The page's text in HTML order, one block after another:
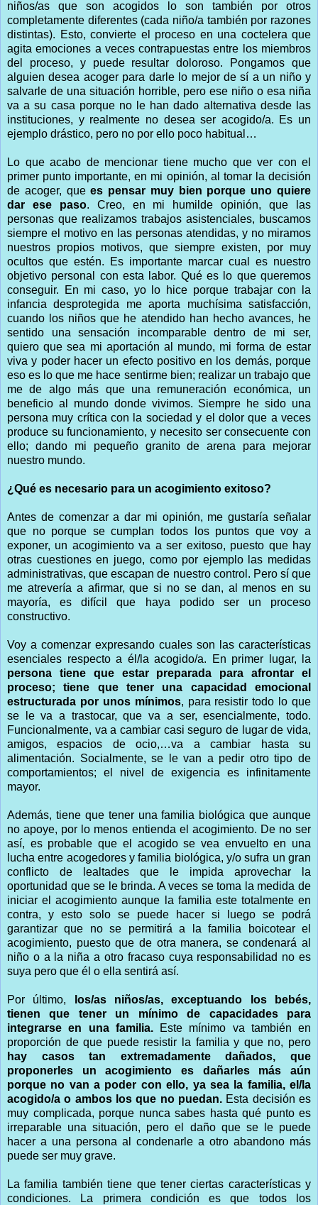
niños/as que son acogidos lo son también por otros
completamente diferentes (cada niño/a también por razones
distintas). Esto, convierte el proceso en una coctelera que
agita emociones a veces contrapuestas entre los miembros
del proceso, y puede resultar doloroso. Pongamos que
alguien desea acoger para darle lo mejor de sí a un niño y
salvarle de una situación horrible, pero ese niño o esa niña
va a su casa porque no le han dado alternativa desde las
instituciones, y realmente no desea ser acogido/a. Es un
ejemplo drástico, pero no por ello poco habitual…
Lo que acabo de mencionar tiene mucho que ver con el
primer punto importante, en mi opinión, al tomar la decisión
de acoger, quees pensar muy bien porque uno quiere
dar ese paso. Creo, en mi humilde opinión, que las
personas que realizamos trabajos asistenciales, buscamos
siempre el motivo en las personas atendidas, y no miramos
nuestros propios motivos, que siempre existen, por muy
ocultos que estén. Es importante marcar cual es nuestro
objetivo personal con esta labor. Qué es lo que queremos
conseguir. En mi caso, yo lo hice porque trabajar con la
infancia desprotegida me aporta muchísima satisfacción,
cuando los niños que he atendido han hecho avances, he
sentido una sensación incomparable dentro de mi ser,
quiero que sea mi aportación al mundo, mi forma de estar
viva y poder hacer un efecto positivo en los demás, porque
eso es lo que me hace sentirme bien; realizar un trabajo que
me de algo más que una remuneración económica, un
beneficio al mundo donde vivimos. Siempre he sido una
persona muy crítica con la sociedad y el dolor que a veces
produce su funcionamiento, y necesito ser consecuente con
ello; dando mi pequeño granito de arena para mejorar
nuestro mundo.
¿Qué es necesario para un acogimiento exitoso?
Antes de comenzar a dar mi opinión, me gustaría señalar
que no porque se cumplan todos los puntos que voy a
exponer, un acogimiento va a ser exitoso, puesto que hay
otras cuestiones en juego, como por ejemplo las medidas
administrativas, que escapan de nuestro control. Pero sí que
me atrevería a afirmar, que si no se dan, al menos en su
mayoría, es difícil que haya podido ser un proceso
constructivo.
Voy a comenzar expresando cuales son las características
esenciales respecto a él/la acogido/a. En primer lugar, la
persona tiene que estar preparada para afrontar el
proceso; tiene que tener una capacidad emocional
estructurada por unos mínimos, para resistir todo lo que
se le va a trastocar, que va a ser, esencialmente, todo.
Funcionalmente, va a cambiar casi seguro de lugar de vida,
amigos, espacios de ocio,…va a cambiar hasta su
alimentación. Socialmente, se le van a pedir otro tipo de
comportamientos; el nivel de exigencia es infinitamente
mayor.
Además, tiene que tener una familia biológica que aunque
no apoye, por lo menos entienda el acogimiento. De no ser
así, es probable que el acogido se vea envuelto en una
lucha entre acogedores y familia biológica, y/o sufra un gran
conflicto de lealtades que le impida aprovechar la
oportunidad que se le brinda. A veces se toma la medida de
iniciar el acogimiento aunque la familia este totalmente en
contra, y esto solo se puede hacer si luego se podrá
garantizar que no se permitirá a la familia boicotear el
acogimiento, puesto que de otra manera, se condenará al
niño o a la niña a otro fracaso cuya responsabilidad no es
suya pero que él o ella sentirá así.
Por último,
los/as niños/as, exceptuando los bebés,
tienen que tener un mínimo de capacidades para
integrarse en una familia.Este mínimo va también en
proporción de que puede resistir la familia y que no, pero
hay casos tan extremadamente dañados, que
proponerles un acogimiento es dañarles más aún
porque no van a poder con ello, ya sea la familia, el/la
acogido/a o ambos los que no puedan. Esta decisión es
muy complicada, porque nunca sabes hasta qué punto es
irreparable una situación, pero el daño que se le puede
hacer a una persona al condenarle a otro abandono más
puede ser muy grave.
La familia también tiene que tener ciertas características y
condiciones. La primera condición es que todos los